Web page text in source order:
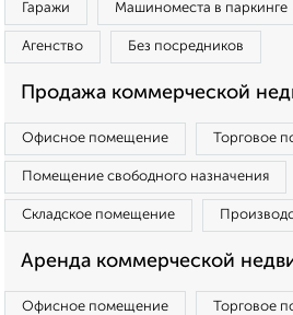
Гаражи Машиноместа в паркинге
Агенство Без посредников
Продажа коммерческой
Офисное помещение Торговое
Помещение свободного назначения
Складское помещение
Аренда коммерческой
Офисное помещение Торговое